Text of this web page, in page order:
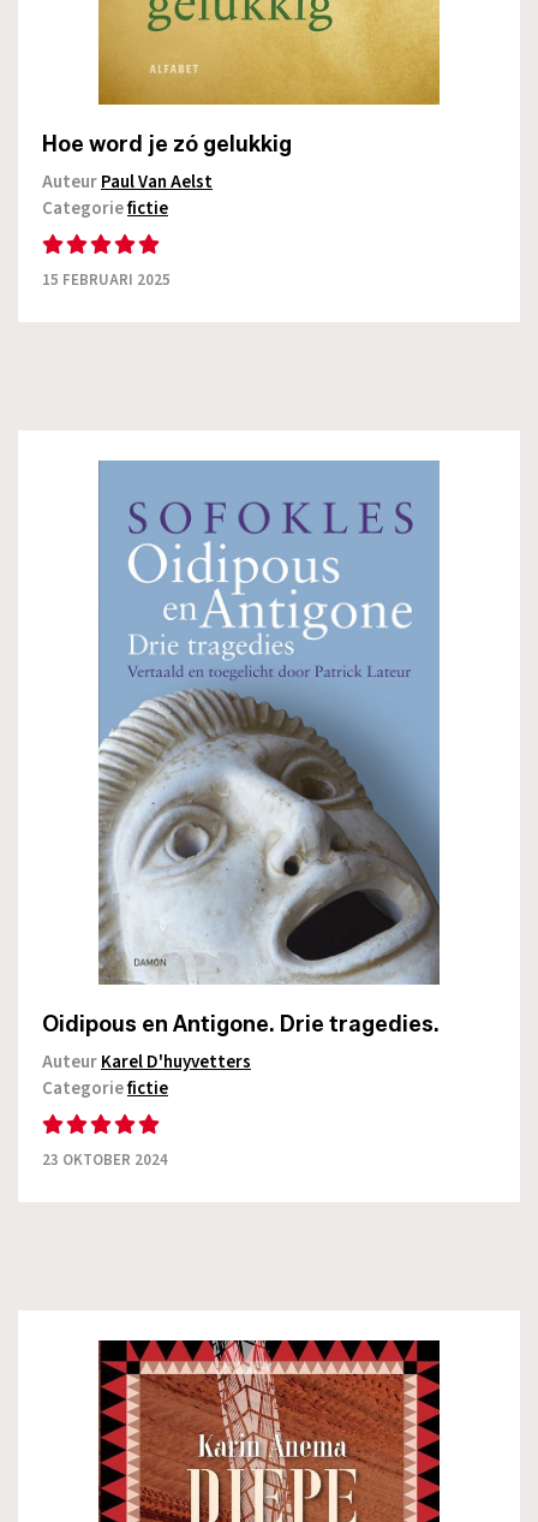
Hoe word je zó gelukkig
AuteurPaul Van Aelst
Categoriefictie
15 FEBRUARI 2025
Oidipous en Antigone. Drie tragedies.
AuteurKarel D'huyvetters
Categoriefictie
23 OKTOBER 2024